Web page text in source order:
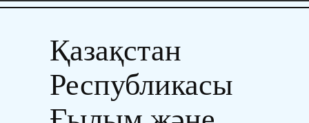
Қазақстан
Республикасы